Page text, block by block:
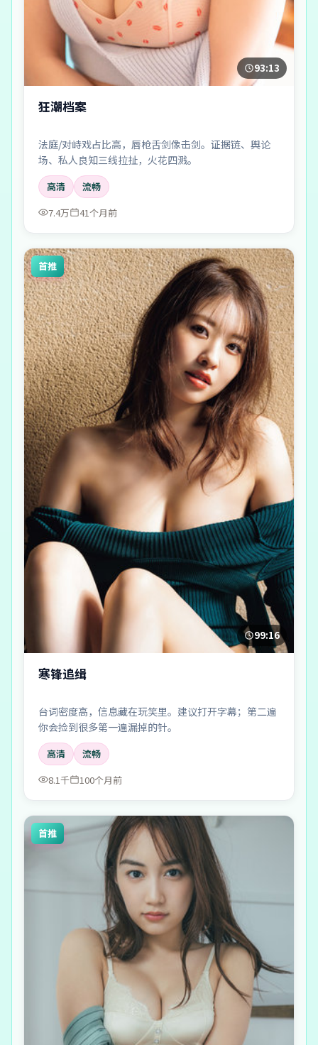
93:13
狂潮档案
法庭/对峙戏占比高，唇枪舌剑像击剑。证据链、舆论
场、私人良知三线拉扯，火花四溅。
高清
流畅
7.4万
41个月前
首推
99:16
寒锋追缉
台词密度高，信息藏在玩笑里。建议打开字幕；第二遍
你会捡到很多第一遍漏掉的针。
高清
流畅
8.1千
100个月前
首推